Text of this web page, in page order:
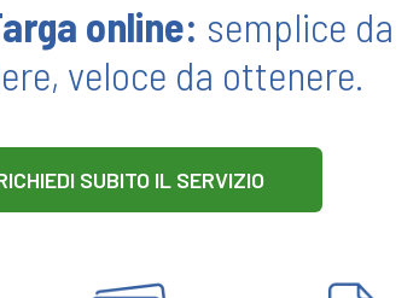
online: semplice da
veloce da ottenere.
SUBITO IL SERVIZIO